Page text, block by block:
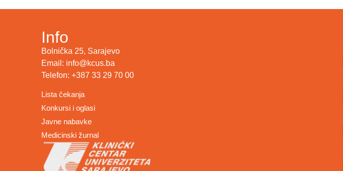
Info
Bolnička 25, Sarajevo
Email: info@kcus.ba
Telefon: +387 33 29 70 00
Lista čekanja
Konkursi i oglasi
Javne nabavke
Medicinski žurnal